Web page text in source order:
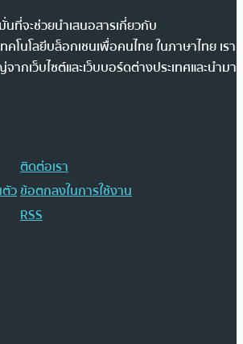
ที่จะช่วยนำเสนอสารเกี่ยวกับ
คโนโลยีบล็อกเชนเพื่อคนไทย ในภาษาไทย เรา
กเว็บไซต์และเว็บบอร์ดต่างประเทศและนำมา
ติดต่อเรา
วข้อตกลงในการใช้งาน
RSS